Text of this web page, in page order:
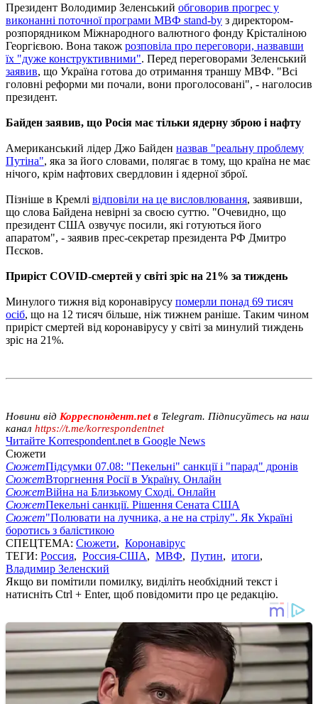
Президент Володимир Зеленський обговорив прогрес у
виконанні поточної програми МВФ stand-by з директором-
розпорядником Міжнародного валютного фонду Крісталіною
Георгієвою. Вона також розповіла про переговори, назвавши
їх "дуже конструктивними". Перед переговорами Зеленський
заявив, що Україна готова до отримання траншу МВФ. "Всі
головні реформи ми почали, вони проголосовані", - наголосив
президент.
Байден заявив, що Росія має тільки ядерну зброю і нафту
Американський лідер Джо Байден назвав "реальну проблему
Путіна", яка за його словами, полягає в тому, що країна не має
нічого, крім нафтових свердловин і ядерної зброї.
Пізніше в Кремлі відповіли на це висловлювання, заявивши,
що слова Байдена невірні за своєю суттю. "Очевидно, що
президент США озвучує посили, які готуються його
апаратом", - заявив прес-секретар президента РФ Дмитро
Пєсков.
Приріст COVID-смертей у світі зріс на 21% за тиждень
Минулого тижня від коронавірусу померли понад 69 тисяч
осіб, що на 12 тисяч більше, ніж тижнем раніше. Таким чином
приріст смертей від коронавірусу у світі за минулий тиждень
зріс на 21%.
Новини від Корреспондент.netв Telegram. Підписуйтесь на наш
канал https://t.me/korrespondentnet
Читайте Korrespondent.net в Google News
Сюжети
СюжетПідсумки 07.08: "Пекельні" санкції і "парад" дронів
СюжетВторгнення Росії в Україну. Онлайн
СюжетВійна на Близькому Сході. Онлайн
СюжетПекельні санкції. Рішення Сената США
Сюжет"Полювати на лучника, а не на стрілу". Як Україні
боротись з балістикою
СПЕЦТЕМА: Сюжети, Коронавірус
ТЕГИ: Россия, Россия-США, МВФ, Путин, итоги,
Владимир Зеленский
Якщо ви помітили помилку, виділіть необхідний текст і
натисніть Ctrl + Enter, щоб повідомити про це редакцію.